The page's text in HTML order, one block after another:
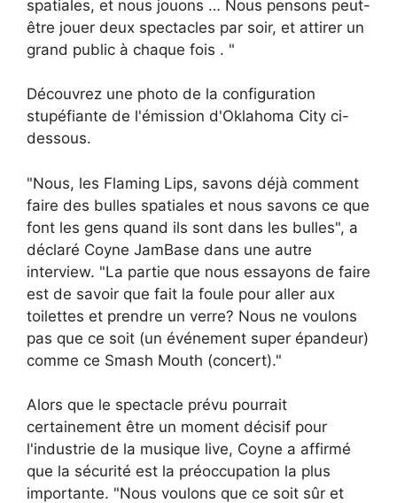
spatiales, et nous jouons … Nous pensons peut-
être jouer deux spectacles par soir, et attirer un
grand public à chaque fois . "
Découvrez une photo de la configuration
stupéfiante de l'émission d'Oklahoma City ci-
dessous.
"Nous, les Flaming Lips, savons déjà comment
faire des bulles spatiales et nous savons ce que
font les gens quand ils sont dans les bulles", a
déclaré Coyne JamBase dans une autre
interview. "La partie que nous essayons de faire
est de savoir que fait la foule pour aller aux
toilettes et prendre un verre? Nous ne voulons
pas que ce soit (un événement super épandeur)
comme ce Smash Mouth (concert)."
Alors que le spectacle prévu pourrait
certainement être un moment décisif pour
l'industrie de la musique live, Coyne a affirmé
que la sécurité est la préoccupation la plus
importante. "Nous voulons que ce soit sûr et